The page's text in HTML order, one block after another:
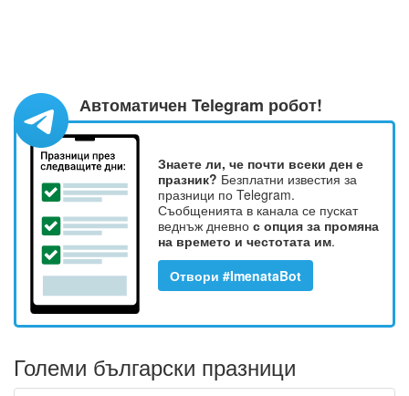
Автоматичен Telegram робот!
Знаете ли, че почти всеки ден е
празник? Безплатни известия за
празници по Telegram.
Съобщенията в канала се пускат
веднъж дневно с опция за промяна
на времето и честотата им.
Отвори #ImenataBot
Големи български празници